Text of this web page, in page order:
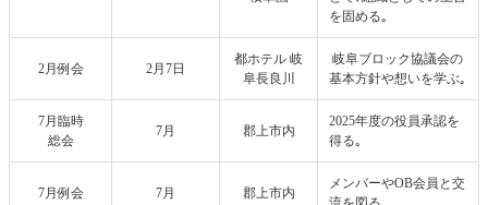
を固める｡
2月例会 2月7日
都ホテル 岐
阜長良川
岐阜ブロック協議会の
基本方針や想いを学ぶ｡
7月臨時
総会
7月 郡上市内
2025年度の役員承認を
得る｡
7月例会 7月 郡上市内
メンバーやOB会員と交